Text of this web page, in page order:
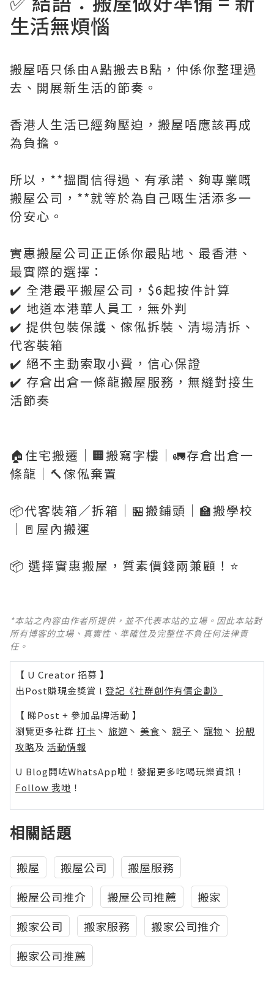
生活無煩惱
搬屋唔只係由A點搬去B點，仲係你整理過
去、開展新生活的節奏。
香港人生活已經夠壓迫，搬屋唔應該再成
為負擔。
所以，**搵間信得過、有承諾、夠專業嘅
搬屋公司，**就等於為自己嘅生活添多一
份安心。
實惠搬屋公司正正係你最貼地、最香港、
最實際的選擇：
✔️ 全港最平搬屋公司，$6起按件計算
✔️ 地道本港華人員工，無外判
✔️ 提供包裝保護、傢俬拆裝、清場清拆、
代客裝箱
✔️ 絕不主動索取小費，信心保證
✔️ 存倉出倉一條龍搬屋服務，無縫對接生
活節奏
🏠住宅搬遷｜🏢搬寫字樓｜🚛存倉出倉一
條龍｜🔨傢俬棄置
📦代客裝箱／拆箱｜🏪搬鋪頭｜🏫搬學校
｜🚪屋內搬運
📦 選擇實惠搬屋，質素價錢兩兼顧！⭐️
*本站之內容由作者所提供，並不代表本站的立場。因此本站對
所有博客的立場、真實性、準確性及完整性不負任何法律責
任。
【 U Creator 招募 】
出Post賺現金獎賞 l 登記《社群創作有價企劃》
【 睇Post + 參加品牌活動 】
瀏覽更多社群 打卡 丶 旅遊 丶 美食 丶 親子 丶 寵物 丶 扮靚
攻略及 活動情報
U Blog開咗WhatsApp啦！發掘更多吃喝玩樂資訊！
Follow 我哋 ！
相關話題
搬屋 搬屋公司
搬屋服務
搬屋公司推介
搬屋公司推薦
搬家
搬家公司
搬家服務
搬家公司推介
搬家公司推薦